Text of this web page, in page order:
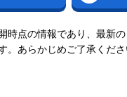
時点の情報であり、最新
。あらかじめご了承くださ